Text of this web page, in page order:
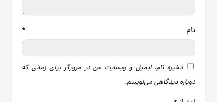
نام *
ذخیره نام، ایمیل و وبسایت من در مرورگر برای زمانی که
دوباره دیدگاهی می‌نویسم.